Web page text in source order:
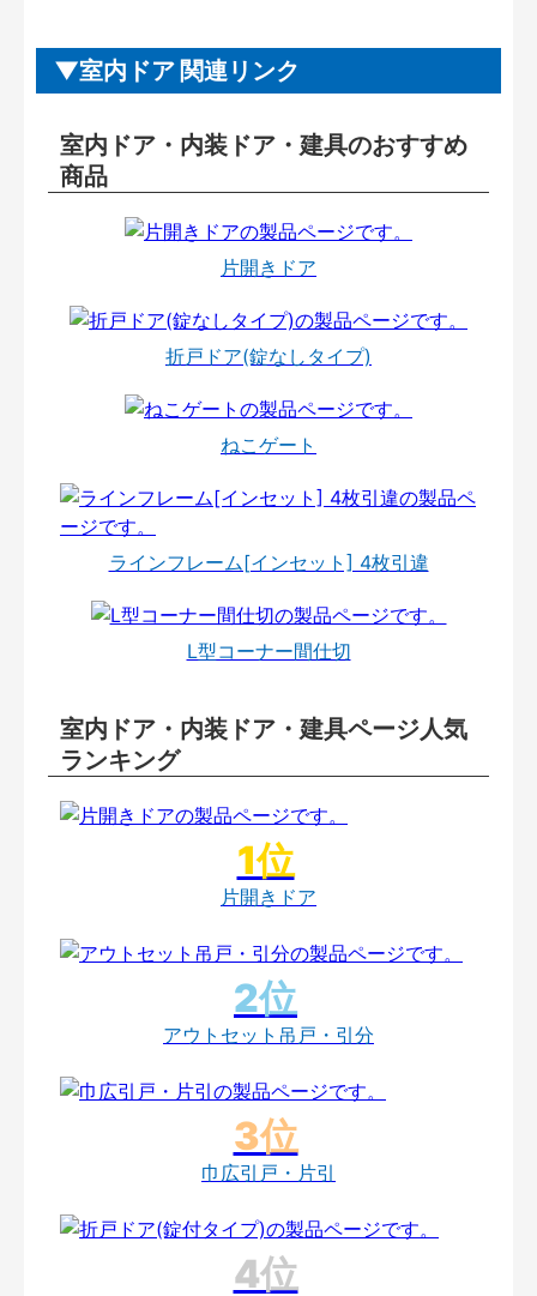
室内ドア 関連リンク
室内ドア・内装ドア・建具のおすすめ
商品
片開きドア
折戸ドア(錠なしタイプ)
ねこゲート
ラインフレーム[インセット] 4枚引違
L型コーナー間仕切
室内ドア・内装ドア・建具ページ人気
ランキング
片開きドア
アウトセット吊戸・引分
巾広引戸・片引